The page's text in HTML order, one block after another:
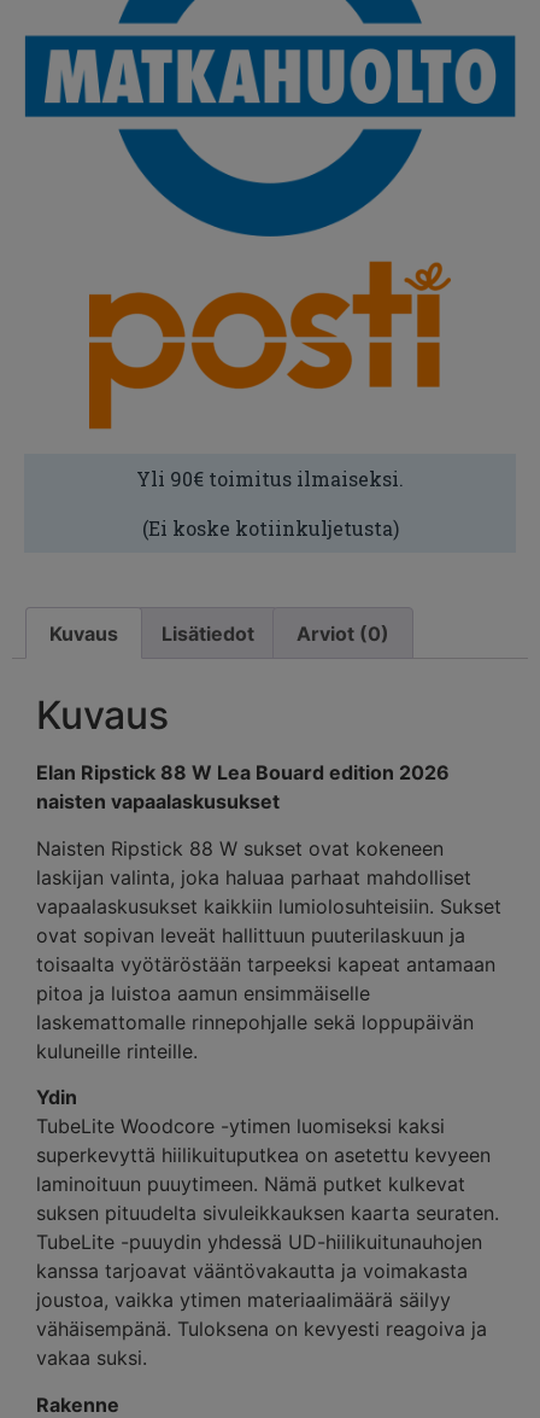
Yli 90€ toimitus ilmaiseksi.
(Ei koske kotiinkuljetusta)
Kuvaus Lisätiedot Arviot (0)
Kuvaus
Elan Ripstick 88 W Lea Bouard edition 2026
naisten vapaalaskusukset
Naisten Ripstick 88 W sukset ovat kokeneen
laskijan valinta, joka haluaa parhaat mahdolliset
vapaalaskusukset kaikkiin lumiolosuhteisiin. Sukset
ovat sopivan leveät hallittuun puuterilaskuun ja
toisaalta vyötäröstään tarpeeksi kapeat antamaan
pitoa ja luistoa aamun ensimmäiselle
laskemattomalle rinnepohjalle sekä loppupäivän
kuluneille rinteille.
Ydin
TubeLite Woodcore -ytimen luomiseksi kaksi
superkevyttä hiilikuituputkea on asetettu kevyeen
laminoituun puuytimeen. Nämä putket kulkevat
suksen pituudelta sivuleikkauksen kaarta seuraten.
TubeLite -puuydin yhdessä UD-hiilikuitunauhojen
kanssa tarjoavat vääntövakautta ja voimakasta
joustoa, vaikka ytimen materiaalimäärä säilyy
vähäisempänä. Tuloksena on kevyesti reagoiva ja
vakaa suksi.
Rakenne